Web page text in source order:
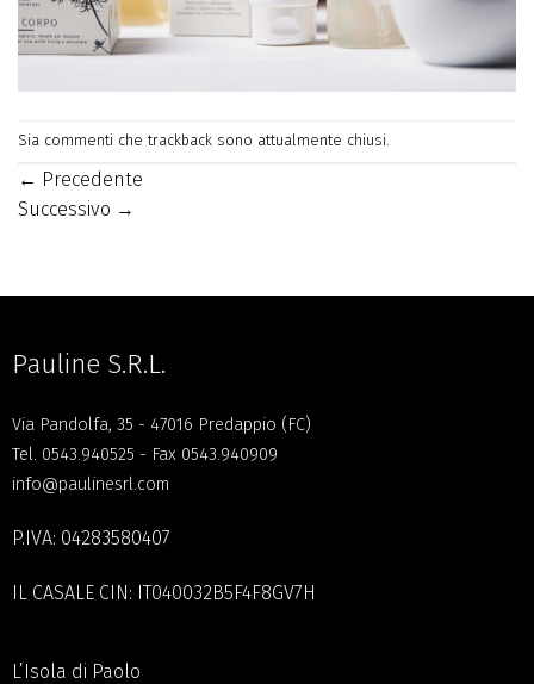
Sia commenti che trackback sono attualmente chiusi.
← Precedente
Successivo →
Pauline S.R.L.
Via Pandolfa, 35 - 47016 Predappio (FC)
Tel. 0543.940525 - Fax 0543.940909
info@paulinesrl.com
P.IVA: 04283580407
IL CASALE CIN: IT040032B5F4F8GV7H
L’Isola di Paolo